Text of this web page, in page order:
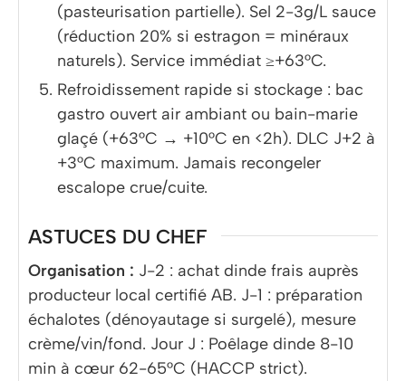
(pasteurisation partielle). Sel 2-3g/L sauce
(réduction 20% si estragon = minéraux
naturels). Service immédiat ≥+63°C.
Refroidissement rapide si stockage : bac
gastro ouvert air ambiant ou bain-marie
glaçé (+63°C → +10°C en <2h). DLC J+2 à
+3°C maximum. Jamais recongeler
escalope crue/cuite.
ASTUCES DU CHEF
Organisation : J-2 : achat dinde frais auprès
producteur local certifié AB. J-1 : préparation
échalotes (dénoyautage si surgelé), mesure
crème/vin/fond. Jour J : Poêlage dinde 8-10
min à cœur 62-65°C (HACCP strict).